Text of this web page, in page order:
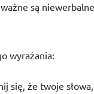
ważne są
wyrażania:
się, że twoje